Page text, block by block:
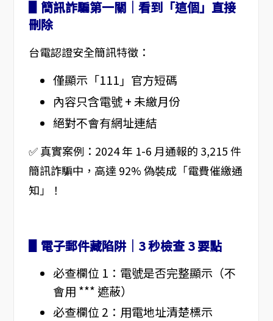
▋簡訊詐騙第一關｜看到「這個」直接
刪除
台電認證安全簡訊特徵：
僅顯示「111」官方短碼
內容只含電號 + 未繳月份
絕對不會有網址連結
✅ 真實案例：2024 年 1-6 月通報的 3,215 件
簡訊詐騙中，高達 92% 偽裝成「電費催繳通
知」！
▋電子郵件藏陷阱｜3 秒檢查 3 要點
必查欄位 1：電號是否完整顯示（不
會用 *** 遮蔽）
必查欄位 2：用電地址清楚標示